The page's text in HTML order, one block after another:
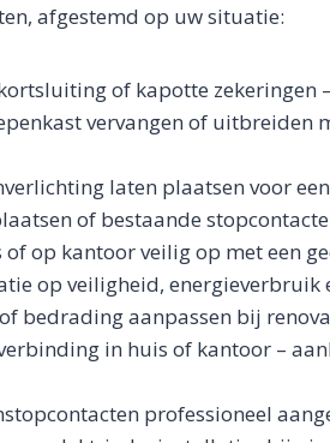
afgestemd op uw situatie:
of kapotte zekeringen
vervangen of uitbreiden
laten plaatsen voor
of bestaande
op kantoor veilig op met een
op veiligheid, energieverbruik
bedrading aanpassen bij
in huis of kantoor –
professioneel